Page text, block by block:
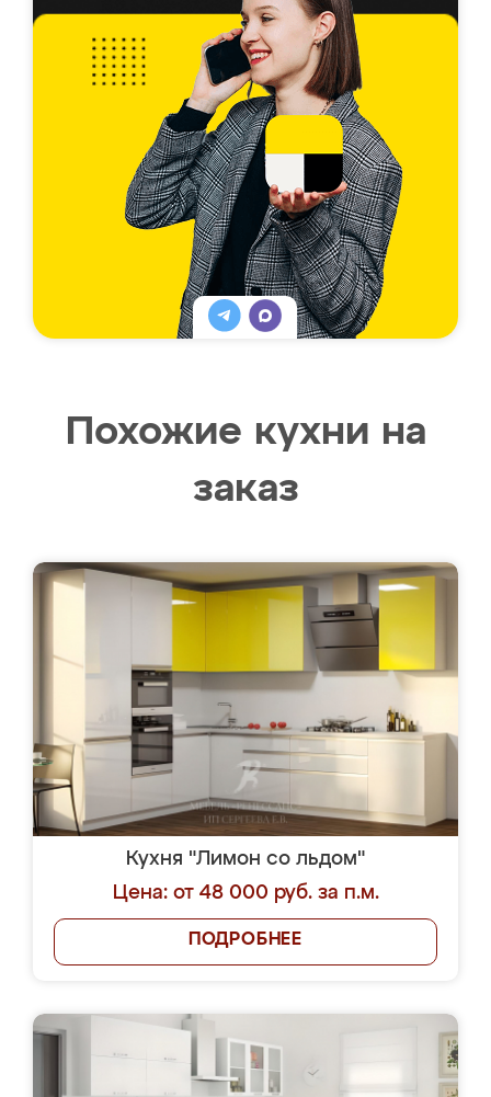
Похожие кухни на
заказ
Кухня "Лимон со льдом"
Цена: от 48 000 руб. за п.м.
ПОДРОБНЕЕ